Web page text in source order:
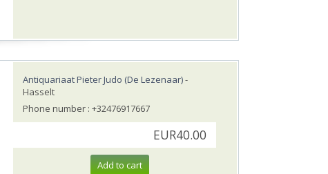
Antiquariaat Pieter Judo (De Lezenaar)-
Hasselt
Phone number : +32476917667
EUR40.00
Add to cart